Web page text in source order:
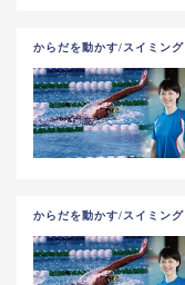
からだを動かす/スイミング
からだを動かす/スイミング